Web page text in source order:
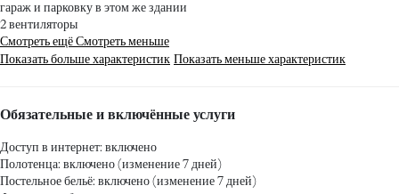
гараж и парковку в этом же здании
2 вентиляторы
Смотреть ещё Смотреть меньше
Показать больше характеристик Показать меньше характеристик
Обязательные и включённые услуги
Доступ в интернет: включено
Полотенца: включено (изменение 7 дней)
Постельное бельё: включено (изменение 7 дней)